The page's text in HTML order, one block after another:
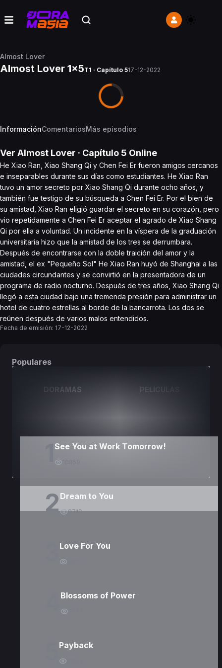
Almost Lover
Almost Lover 1x5T1 · Capítulo 517-12-2022
InformaciónComentariosMás episodios
Ver Almost Lover · Capítulo 5 Online
He Xiao Ran, Xiao Shang Qi y Chen Fei Er fueron amigos cercanos
e inseparables durante sus días como estudiantes. He Xiao Ran
tuvo un amor secreto por Xiao Shang Qi durante ocho años, y
también fue testigo de su búsqueda a Chen Fei Er. Por el bien de
su amistad, Xiao Ran eligió guardar el secreto en su corazón, pero
vio repetidamente a Chen Fei Er aceptar el agrado de Xiao Shang
Qi por ella a voluntad. Un incidente en la víspera de la graduación
universitaria hizo que la amistad de los tres se derrumbara.
Después de encontrarse con la doble traición del amor y la
amistad, el ex "Pequeño Sol" He Xiao Ran huyó de Shanghai a las
ciudades circundantes y se convirtió en la presentadora de un
programa de radio nocturno. Después de tres años, Xiao Shang Qi
llegó a esta ciudad bajo una tremenda presión para administrar un
hotel de cuatro estrellas al borde de la bancarrota. Los dos se
reúnen después de varios malos entendidos.
Fecha de emisión: 17-12-2022
Populares
DORAMAS PELÍCULAS
See You at Work Tomorrow!
2Dream to You
8719
Love For You
Blossoms of Power
Payback